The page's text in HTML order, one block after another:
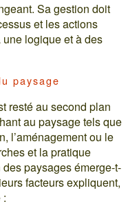
Sa gestion doit
et les actions
logique et à des
paysage
resté au second plan
au paysage tels que
l’aménagement ou le
et la pratique
paysages émerge-t-
facteurs expliquent,
: